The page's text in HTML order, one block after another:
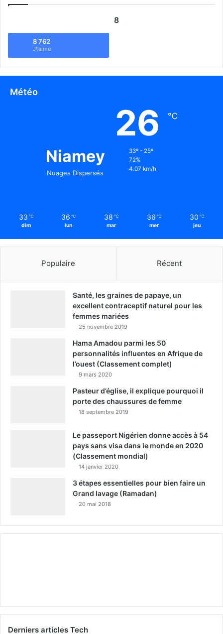
8
8 762
J\'aime
Météo
Niamey
Nuages Dispersés
26 ℃
33º - 25º
72%
4.07 km/h
33 ℃
dim
36 ℃
lun
38 ℃
mar
36 ℃
mer
30 ℃
jeu
Populaire Récent
Santé, les graines de papaye, un
excellent contraceptif naturel pour les
femmes mariées
25 novembre 2019
Hama Amadou parmi les 50
personnalités influentes en Afrique de
l’ouest (Classement complet)
9 mars 2020
Pasteur d’église, il explique pourquoi il
porte des chaussures de femme
18 septembre 2019
Le passeport Nigérien donne accès à 54
pays sans visa dans le monde en 2020
(Classement mondial)
14 janvier 2020
3 étapes essentielles pour bien faire un
Grand lavage (Ramadan)
20 mai 2018
Derniers articles Tech